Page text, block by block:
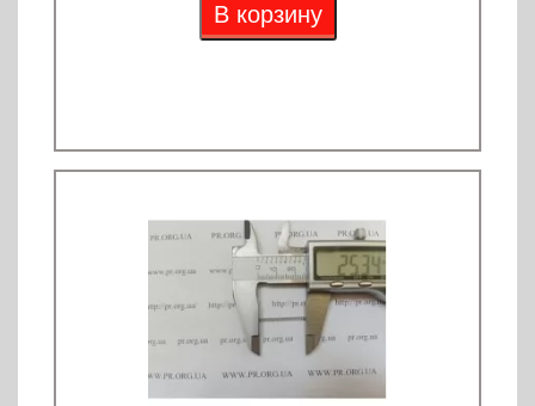
В корзину